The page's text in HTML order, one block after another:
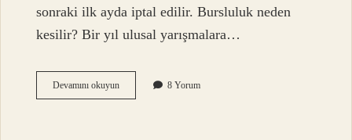
sonraki ilk ayda iptal edilir. Bursluluk neden
kesilir? Bir yıl ulusal yarışmalara…
Devamını okuyun12
Sınıf
8 Yorum